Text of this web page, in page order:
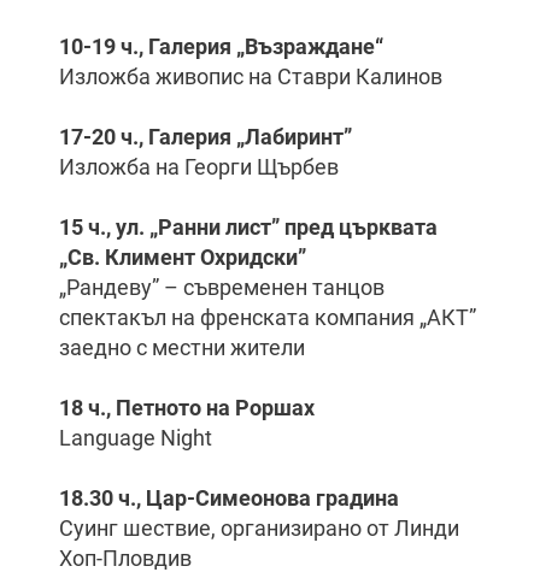
10-19 ч., Галерия „Възраждане“
Изложба живопис на Ставри Калинов
17-20 ч., Галерия „Лабиринт”
Изложба на Георги Щърбев
15 ч., ул. „Ранни лист” пред църквата
„Св. Климент Охридски”
„Рандеву” – съвременен танцов
спектакъл на френската компания „АКТ”
заедно с местни жители
18 ч., Петното на Роршах
Language Night
18.30 ч., Цар-Симеонова градина
Суинг шествие, организирано от Линди
Хоп-Пловдив